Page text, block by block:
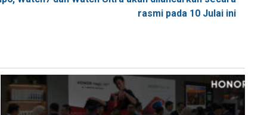
rasmi pada 10 Julai ini